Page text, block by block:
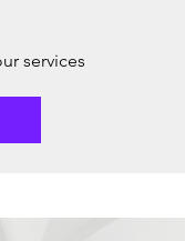
services